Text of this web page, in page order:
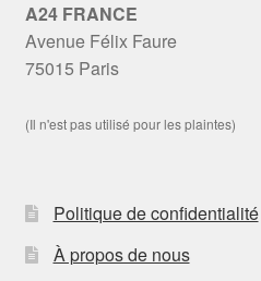
A24 FRANCE
Avenue Félix Faure
75015 Paris
(Il n'est pas utilisé pour les plaintes)
Politique de confidentialité
À propos de nous